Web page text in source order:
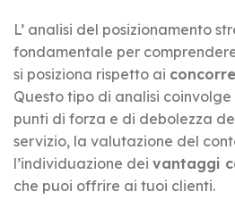
L’ analisi del posizionamento
fondamentale per
si posiziona rispetto ai
Questo tipo di analisi
punti di forza e di debolezza
servizio, la valutazione del
l’individuazione dei vantaggi
che puoi offrire ai tuoi clienti.